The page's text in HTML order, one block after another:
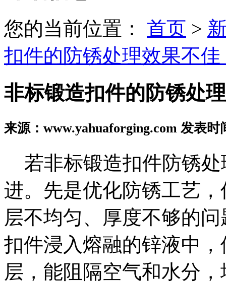
您的当前位置： 首页 >
扣件的防锈处理效果不
非标锻造扣件的防锈处
来源：www.yahuaforging.com 发表时
若非标锻造扣件防锈处
进。先是优化防锈工艺
层不均匀、厚度不够的
扣件浸入熔融的锌液中
层，能阻隔空气和水分